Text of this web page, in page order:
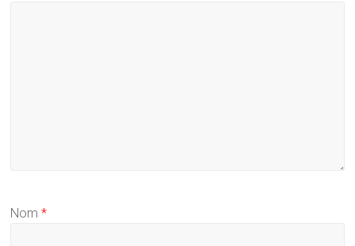
Nom*